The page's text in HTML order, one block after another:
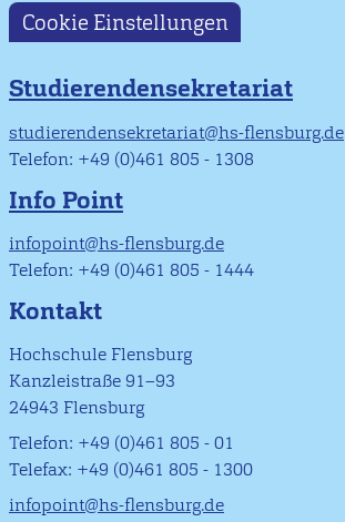
Cookie Einstellungen
Studierendensekretariat
studierendensekretariat@hs-flensburg.de
Telefon: +49 (0)461 805 - 1308
Info Point
infopoint@hs-flensburg.de
Telefon: +49 (0)461 805 - 1444
Kontakt
Hochschule Flensburg
Kanzleistraße 91–93
24943 Flensburg
Telefon: +49 (0)461 805 - 01
Telefax: +49 (0)461 805 - 1300
infopoint@hs-flensburg.de